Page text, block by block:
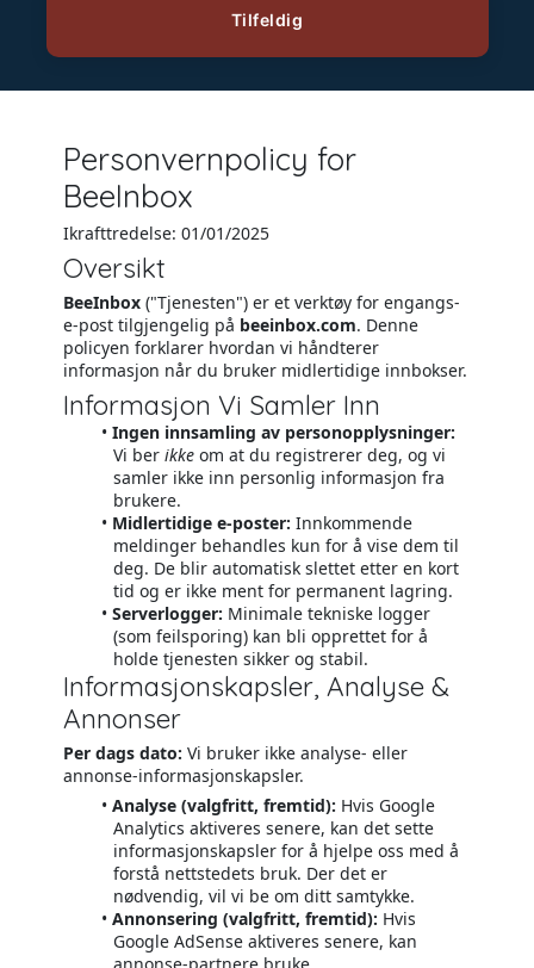
Personvernpolicy for
BeeInbox
Ikrafttredelse: 01/01/2025
Oversikt
BeeInbox("Tjenesten") er et verktøy for engangs-
e-post tilgjengelig på beeinbox.com. Denne
policyen forklarer hvordan vi håndterer
informasjon når du bruker midlertidige innbokser.
Informasjon Vi Samler Inn
Ingen innsamling av personopplysninger:
Vi ber ikkeom at du registrerer deg, og vi
samler ikke inn personlig informasjon fra
brukere.
Midlertidige e-poster: Innkommende
meldinger behandles kun for å vise dem til
deg. De blir automatisk slettet etter en kort
tid og er ikke ment for permanent lagring.
Serverlogger: Minimale tekniske logger
(som feilsporing) kan bli opprettet for å
holde tjenesten sikker og stabil.
Informasjonskapsler, Analyse &
Annonser
Per dags dato: Vi bruker ikke analyse- eller
annonse-informasjonskapsler.
Analyse (valgfritt, fremtid): Hvis Google
Analytics aktiveres senere, kan det sette
informasjonskapsler for å hjelpe oss med å
forstå nettstedets bruk. Der det er
nødvendig, vil vi be om ditt samtykke.
Annonsering (valgfritt, fremtid): Hvis
Google AdSense aktiveres senere, kan